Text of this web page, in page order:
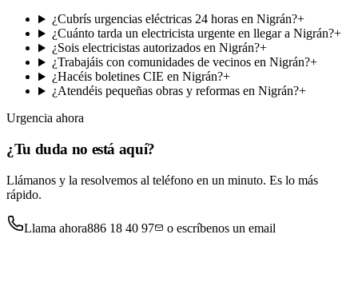
¿Cubrís urgencias eléctricas 24 horas en Nigrán?+
¿Cuánto tarda un electricista urgente en llegar a Nigrán?+
¿Sois electricistas autorizados en Nigrán?+
¿Trabajáis con comunidades de vecinos en Nigrán?+
¿Hacéis boletines CIE en Nigrán?+
¿Atendéis pequeñas obras y reformas en Nigrán?+
Urgencia ahora
¿Tu duda no está aquí?
Llámanos y la resolvemos al teléfono en un minuto. Es lo más
rápido.
Llama ahora886 18 40 97 o escríbenos un email